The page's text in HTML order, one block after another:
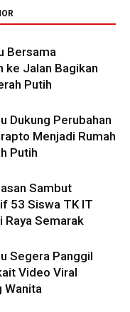
Bersama
ke Jalan Bagikan
Putih
Dukung Perubahan
Menjadi Rumah
Putih
Sambut
53 Siswa TK IT
Raya Semarak
Segera Panggil
Video Viral
Wanita